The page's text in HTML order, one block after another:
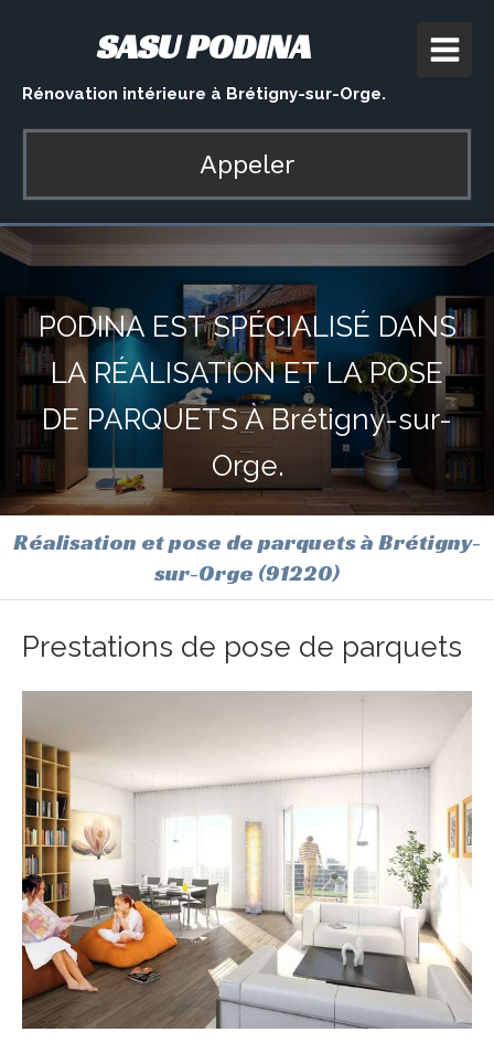
SASU PODINA
Rénovation intérieure à Brétigny-sur-Orge.
Appeler
PODINA EST SPÉCIALISÉ DANS
LA RÉALISATION ET LA POSE
DE PARQUETS À Brétigny-sur-
Orge.
Réalisation et pose de parquets à Brétigny-
sur-Orge (91220)
Prestations de pose de parquets